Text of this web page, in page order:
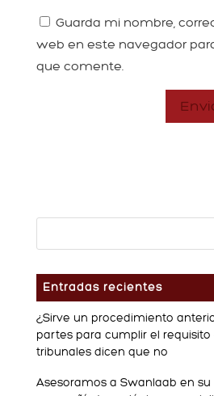
Guarda mi nombre,
web en este navegador
que comente.
Entradas recientes
¿Sirve un procedimiento
partes para cumplir el requisito
tribunales dicen que no
Asesoramos a Swanlaab en su